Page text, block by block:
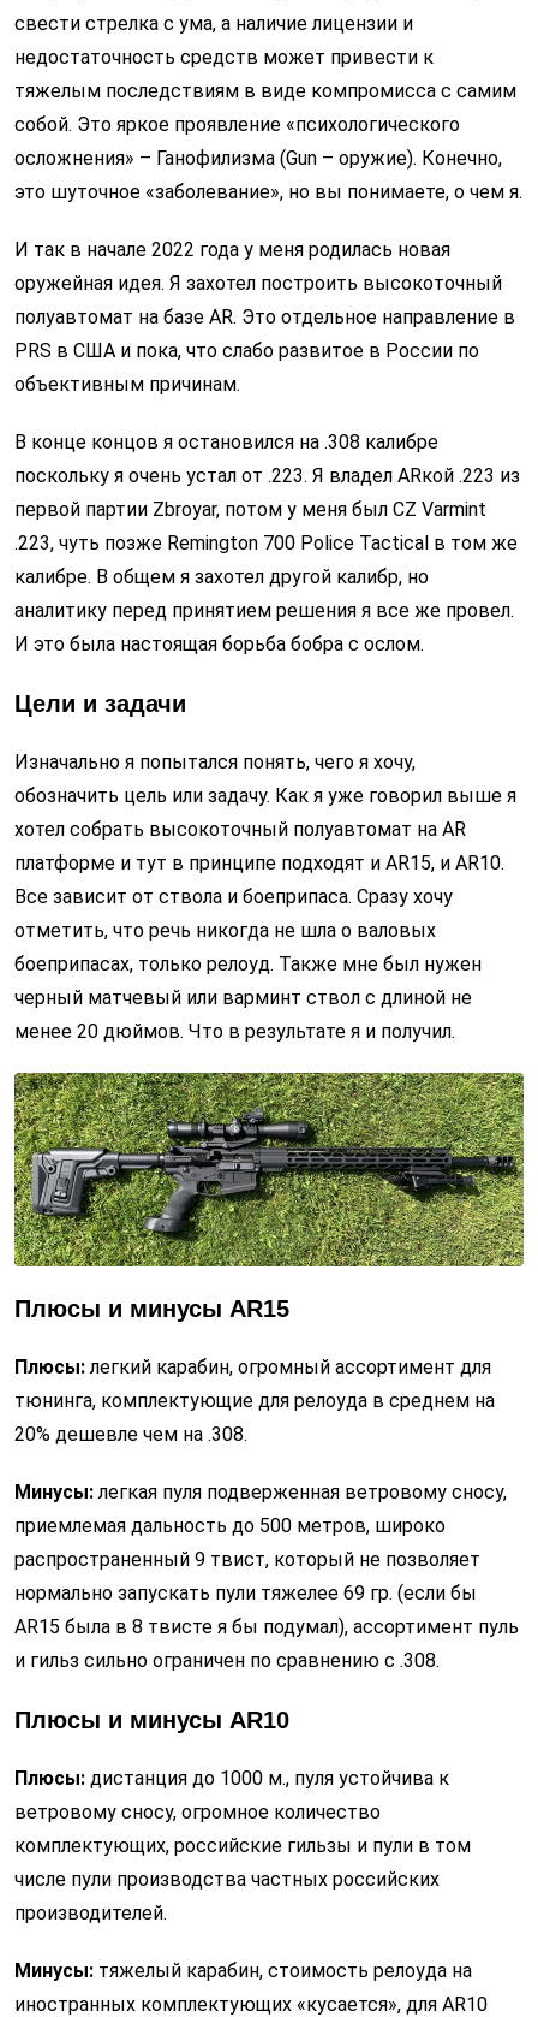
свести стрелка c ума, а наличие лицензии и
недостаточность средств может привести к
тяжелым последствиям в виде компромисса с самим
собой. Это яркое проявление «психологического
осложнения» – Ганофилизма (Gun – оружие). Конечно,
это шуточное «заболевание», но вы понимаете, о чем я.
И так в начале 2022 года у меня родилась новая
оружейная идея. Я захотел построить высокоточный
полуавтомат на базе AR. Это отдельное направление в
PRS в США и пока, что слабо развитое в России по
объективным причинам.
В конце концов я остановился на .308 калибре
поскольку я очень устал от .223. Я владел ARкой .223 из
первой партии Zbroyar, потом у меня был CZ Varmint
.223, чуть позже Remington 700 Police Tactical в том же
калибре. В общем я захотел другой калибр, но
аналитику перед принятием решения я все же провел.
И это была настоящая борьба бобра с ослом.
Цели и задачи
Изначально я попытался понять, чего я хочу,
обозначить цель или задачу. Как я уже говорил выше я
хотел собрать высокоточный полуавтомат на AR
платформе и тут в принципе подходят и AR15, и AR10.
Все зависит от ствола и боеприпаса. Сразу хочу
отметить, что речь никогда не шла о валовых
боеприпасах, только релоуд. Также мне был нужен
черный матчевый или варминт ствол с длиной не
менее 20 дюймов. Что в результате я и получил.
Плюсы и минусы AR15
Плюсы:легкий карабин, огромный ассортимент для
тюнинга, комплектующие для релоуда в среднем на
20% дешевле чем на .308.
Минусы:легкая пуля подверженная ветровому сносу,
приемлемая дальность до 500 метров, широко
распространенный 9 твист, который не позволяет
нормально запускать пули тяжелее 69 гр. (если бы
AR15 была в 8 твисте я бы подумал), ассортимент пуль
и гильз сильно ограничен по сравнению с .308.
Плюсы и минусы AR10
Плюсы: дистанция до 1000 м., пуля устойчива к
ветровому сносу, огромное количество
комплектующих, российские гильзы и пули в том
числе пули производства частных российских
производителей.
Минусы: тяжелый карабин, стоимость релоуда на
иностранных комплектующих «кусается», для AR10